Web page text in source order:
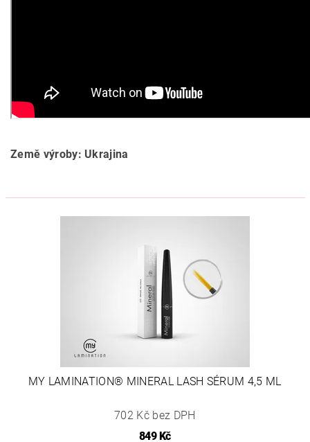
Země výroby: Ukrajina
MY LAMINATION® MINERAL LASH SÉRUM 4,5 ML
702 Kč bez DPH
849 Kč